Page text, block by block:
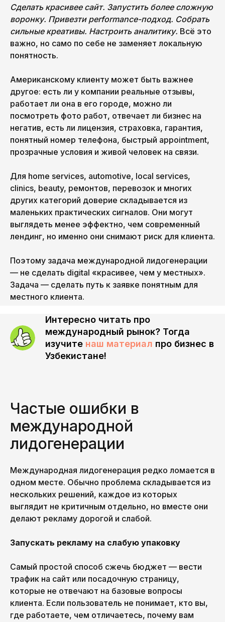
Сделать красивее сайт. Запустить более сложную
воронку. Привезти performance-подход. Собрать
сильные креативы. Настроить аналитику. Всё это
важно, но само по себе не заменяет локальную
понятность.
Американскому клиенту может быть важнее
другое: есть ли у компании реальные отзывы,
работает ли она в его городе, можно ли
посмотреть фото работ, отвечает ли бизнес на
негатив, есть ли лицензия, страховка, гарантия,
понятный номер телефона, быстрый appointment,
прозрачные условия и живой человек на связи.
Для home services, automotive, local services,
clinics, beauty, ремонтов, перевозок и многих
других категорий доверие складывается из
маленьких практических сигналов. Они могут
выглядеть менее эффектно, чем современный
лендинг, но именно они снимают риск для клиента.
Поэтому задача международной лидогенерации
— не сделать digital «красивее, чем у местных».
Задача — сделать путь к заявке понятным для
местного клиента.
Интересно читать про
международный рынок? Тогда
изучите наш материал про бизнес в
Узбекистане!
Частые ошибки в
международной
лидогенерации
Международная лидогенерация редко ломается в
одном месте. Обычно проблема складывается из
нескольких решений, каждое из которых
выглядит не критичным отдельно, но вместе они
делают рекламу дорогой и слабой.
Запускать рекламу на слабую упаковку
Самый простой способ сжечь бюджет — вести
трафик на сайт или посадочную страницу,
которые не отвечают на базовые вопросы
клиента. Если пользователь не понимает, кто вы,
где работаете, чем отличаетесь, почему вам